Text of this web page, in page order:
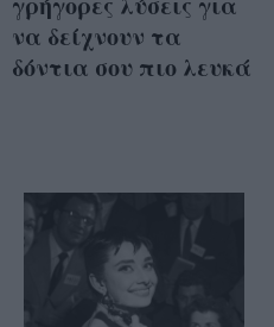
να δείχνουν τα
δόντια σου πιο λευκά